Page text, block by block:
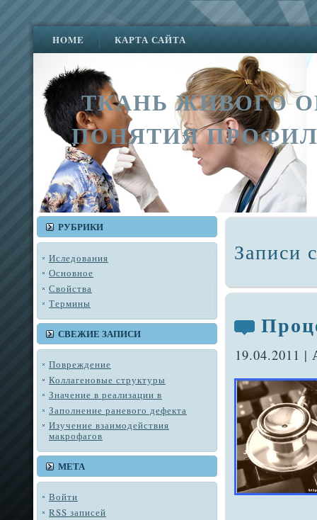
HOME КАРТА САЙТА
ТКАНЬ ЖИВОГО
ПОНЯТИЯ
РУБРИКИ
Иследования
Основное
Свойства
Термины
СВЕЖИЕ ЗАПИСИ
Повреждение
Коллагеновые структуры
Значение в реализации в
Заполнение раневого дефекта
Изучение взаимодействия
макрофагов
МЕТА
Войти
RSS записей
Записи
19.04.2011